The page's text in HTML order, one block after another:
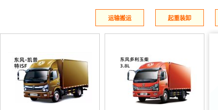
运输搬运 起重装卸